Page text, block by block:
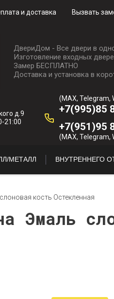
и доставка Вызвать
ДвериДом - Все двери в
Изготовление входных
Замер БЕСПЛАТНО
Доставка и установка в
д.9
21:00
(MAX, Telegram,
+7(995)85
(MAX, Telegram,
+7(951)95
МЕТАЛЛ ВНУТРЕННЕГО
кость Остекленная
Эмаль